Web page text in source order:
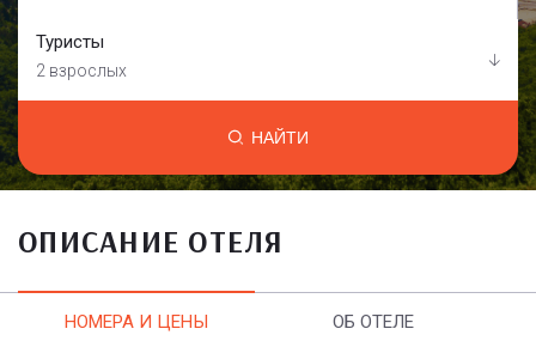
Туристы
2 взрослых
НАЙТИ
ОПИСАНИЕ ОТЕЛЯ
НОМЕРА И ЦЕНЫ ОБ ОТЕЛЕ